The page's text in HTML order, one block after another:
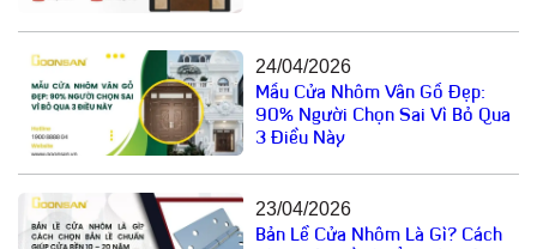
24/04/2026
Mẫu Cửa Nhôm Vân Gỗ Đẹp:
90% Người Chọn Sai Vì Bỏ Qua
3 Điều Này
23/04/2026
Bản Lề Cửa Nhôm Là Gì? Cách